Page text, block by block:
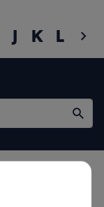
chevron_right
J K L M